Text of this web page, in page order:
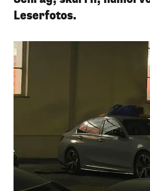
Leserfotos.